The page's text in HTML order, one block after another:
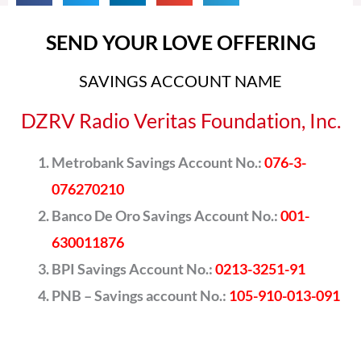
SEND YOUR LOVE OFFERING
SAVINGS ACCOUNT NAME
DZRV Radio Veritas Foundation, Inc.
Metrobank Savings Account No.:076-3-
076270210
Banco De Oro Savings Account No.:001-
630011876
BPI Savings Account No.:0213-3251-91
PNB – Savings account No.: 105-910-013-091